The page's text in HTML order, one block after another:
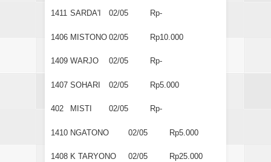
1411 SARDA'I 02/05 Rp-
1406 MISTONO 02/05 Rp10.000
1409 WARJO 02/05 Rp-
1407 SOHARI 02/05 Rp5.000
402 MISTI 02/05 Rp-
1410 NGATONO 02/05 Rp5.000
1408 K TARYONO 02/05 Rp25.000